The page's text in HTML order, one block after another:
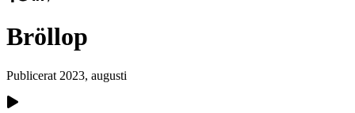
Bröllop
Publicerat 2023, augusti